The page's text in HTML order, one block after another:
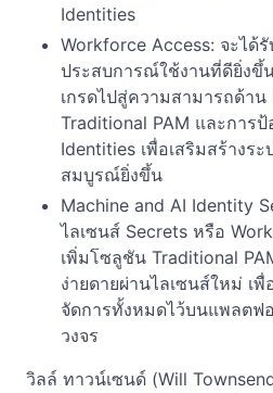
Identities
Workforce Access: จะได้
ประสบการณ์ใช้งานที่ดียิ่งขึ้
เกรดไปสู่ความสามารถด้าน
Traditional PAM และการ
Identities เพื่อเสริมสร้างร
สมบูรณ์ยิ่งขึ้น
Machine and AI Identity
ไลเซนส์ Secrets หรือ
เพิ่มโซลูชัน Traditional
ง่ายดายผ่านไลเซนส์ใหม่ เ
จัดการทั้งหมดไว้บนแพลตฟ
วงจร
วิลล์ ทาวน์เซนด์ (Will